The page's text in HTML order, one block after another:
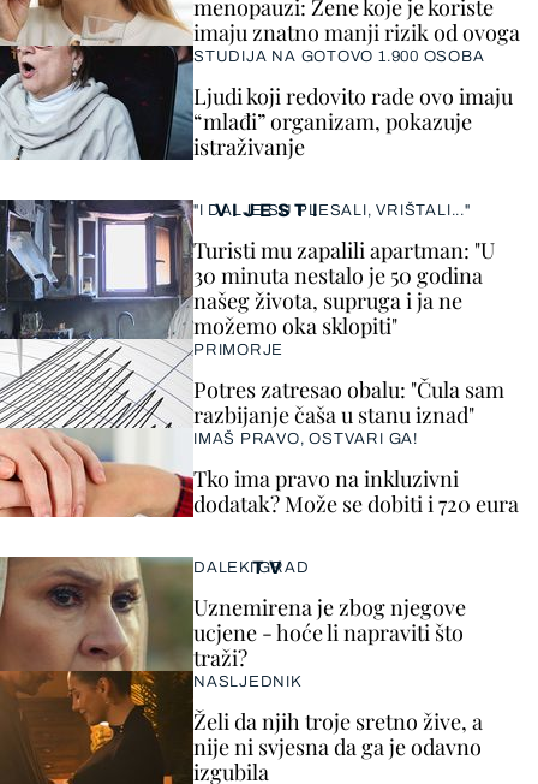
VIJESTI
"I DALJE SU PLESALI, VRIŠTALI..."
Turisti mu zapalili apartman: "U
30 minuta nestalo je 50 godina
našeg života, supruga i ja ne
možemo oka sklopiti"
PRIMORJE
Potres zatresao obalu: "Čula sam
razbijanje čaša u stanu iznad"
IMAŠ PRAVO, OSTVARI GA!
Tko ima pravo na inkluzivni
dodatak? Može se dobiti i 720 eura
menopauzi: Žene koje je koriste
imaju znatno manji rizik od ovoga
STUDIJA NA GOTOVO 1.900 OSOBA
Ljudi koji redovito rade ovo imaju
“mlađi” organizam, pokazuje
istraživanje
TV
DALEKI GRAD
Uznemirena je zbog njegove
ucjene - hoće li napraviti što
traži?
NASLJEDNIK
Želi da njih troje sretno žive, a
nije ni svjesna da ga je odavno
izgubila